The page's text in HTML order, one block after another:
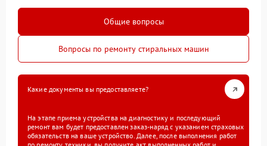
Общие вопросы
Вопросы по ремонту стиральных машин
Какие документы вы предоставляете?
На этапе приема устройства на диагностику и последующий
ремонт вам будет предоставлен заказ-наряд с указанием страховых
обязательств на ваше устройство. Далее, после выполнения работ